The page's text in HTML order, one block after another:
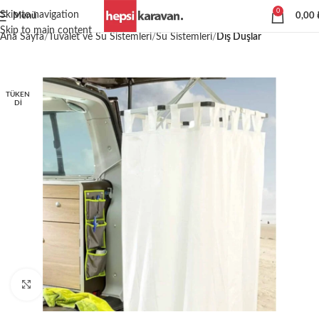
Skip to navigation
Skip to main content
Menü
0
0,00
Ana Sayfa Tuvalet ve Su Sistemleri Su Sistemleri Dış Duşlar
TÜKEN
DI
Büyütmek için tıklayın